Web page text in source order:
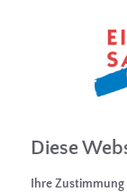
Diese
Ihre